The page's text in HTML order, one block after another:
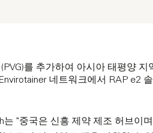
를 추가하여 아시아 태평양 지
네트워크에서 RAP e2
는 "중국은 신흥 제약 제조 허브이